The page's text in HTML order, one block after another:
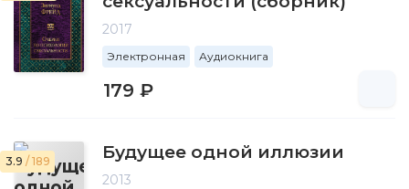
2017
Электронная Аудиокнига
179 ₽
3.9 / 189 Будущее одной иллюзии
2013